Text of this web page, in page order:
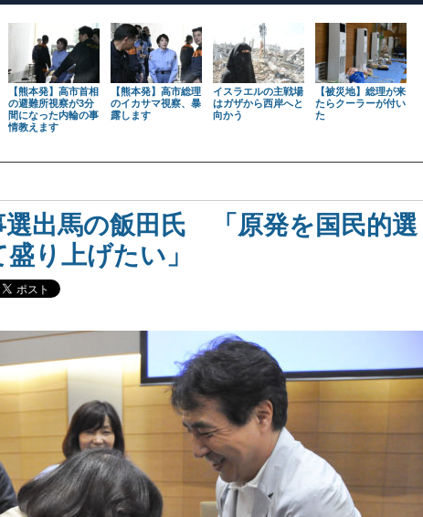
【熊本発】高市首相
の避難所視察が3分
間になった内輪の事
情教えます
【熊本発】高市総理
のイカサマ視察、暴
露します
イスラエルの主戦場
はガザから西岸へと
向かう
【被災地】総理が来
たらクーラーが付い
た
選出馬の飯田氏 「原発を国民的選
り上げたい」